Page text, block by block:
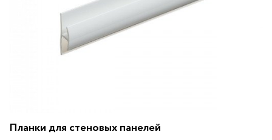
Планки для стеновых панелей